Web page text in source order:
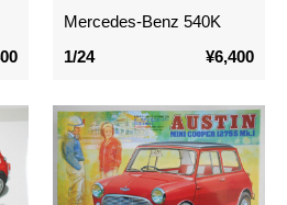
Mercedes-Benz 540K
1/24
¥6,400